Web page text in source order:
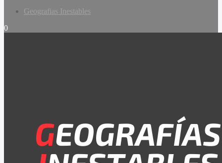
Geografias Inestables
0